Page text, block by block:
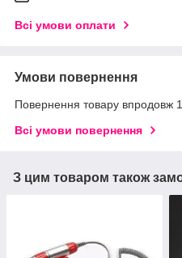
Всі умови оплати
Умови повернення
Повернення товару впродовж
Всі умови повернення
З цим товаром також